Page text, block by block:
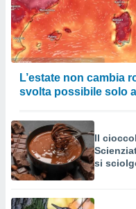
L’estate non cambia
svolta possibile solo
Il
si